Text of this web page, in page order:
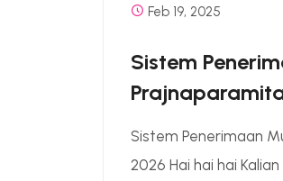
Feb 19, 2025
Sistem
Sistem Penerimaan
2026 Hai hai hai